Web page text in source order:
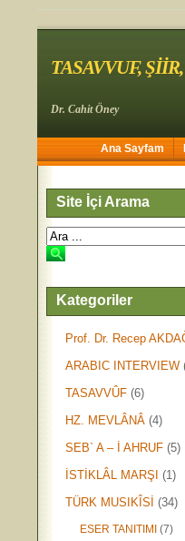
TASAVVUF,
Dr. Cahit Öney
Ana Sayfam
Site İçi Arama
Kategoriler
Prof. Dr. Recep
ARABIC INTERVIEW
TASAVVÛF (6)
HZ. MEVLÂNÂ (4)
SEB` A – İ AHRUF (5)
İSTİKLÂL MARŞI (1)
TÜRK MUSIKÎSİ (34)
ESER TANITIMI (7)